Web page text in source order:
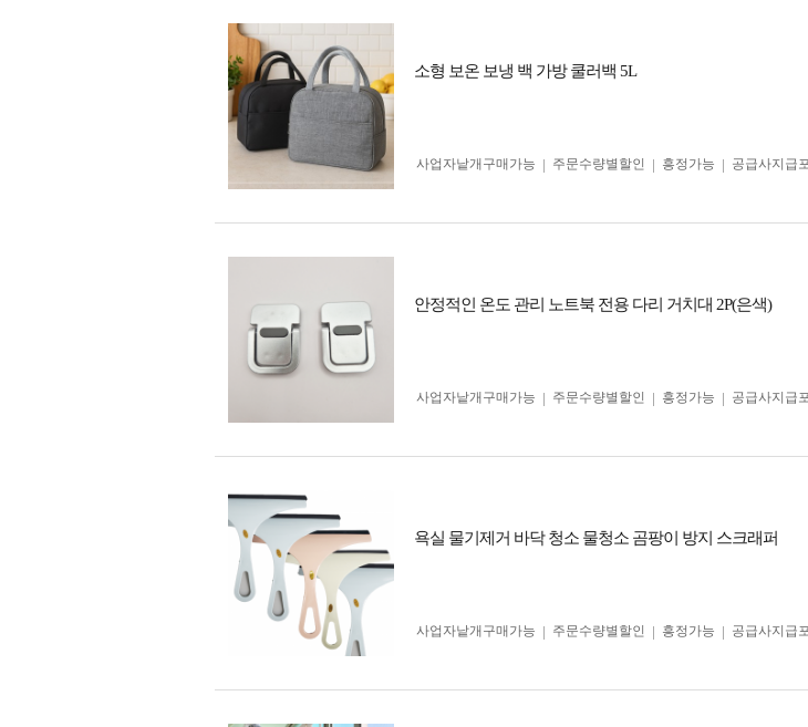
소형 보온 보냉 백 가방 쿨러백 5L
사업자 낱개구매가능
주문수량별할인 흥정가능 공급사지급
안정적인 온도 관리 노트북 전용 다리 거치대 2P(은색)
사업자 낱개구매가능
주문수량별할인 흥정가능 공급사지급
욕실 물기제거 바닥 청소 물청소 곰팡이 방지 스크래퍼
사업자 낱개구매가능
주문수량별할인 흥정가능 공급사지급